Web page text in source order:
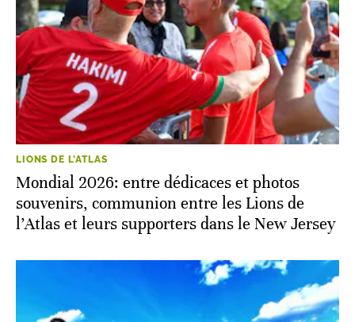
LIONS DE L'ATLAS
Mondial 2026: entre dédicaces et photos
souvenirs, communion entre les Lions de
l’Atlas et leurs supporters dans le New Jersey